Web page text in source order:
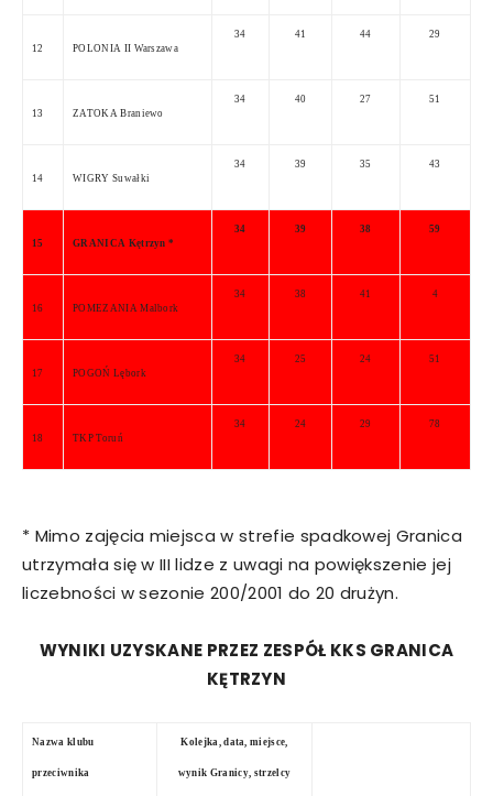
12 POLONIA II Warszawa
34 41 44 29
13 ZATOKA Braniewo
34 40 27 51
14 WIGRY Suwałki
34 39 35 43
15 GRANICA Kętrzyn *
34 39 38 59
16 POMEZANIA Malbork
34 38 41 4
17 POGOŃ Lębork
34 25 24 51
18 TKP Toruń
34 24 29 78
* Mimo zajęcia miejsca w strefie spadkowej Granica
utrzymała się w III lidze z uwagi na powiększenie jej
liczebności w sezonie 200/2001 do 20 drużyn.
WYNIKI UZYSKANE PRZEZ ZESPÓŁ KKS GRANICA
KĘTRZYN
Nazwa klubu
przeciwnika
Kolejka, data, miejsce,
wynik Granicy, strzelcy